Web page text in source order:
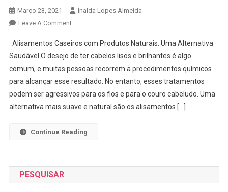
Março 23, 2021
Inalda Lopes Almeida
Leave A CommentOn
Caseiros/Com
Produtos
Naturais
Alisamentos Caseiros com Produtos Naturais: Uma Alternativa
Saudável O desejo de ter cabelos lisos e brilhantes é algo
comum, e muitas pessoas recorrem a procedimentos químicos
para alcançar esse resultado. No entanto, esses tratamentos
podem ser agressivos para os fios e para o couro cabeludo. Uma
alternativa mais suave e natural são os alisamentos […]
Continue Reading
PESQUISAR